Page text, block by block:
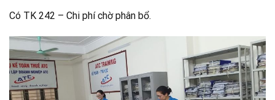
Có TK 242 – Chi phí chờ phân bổ.